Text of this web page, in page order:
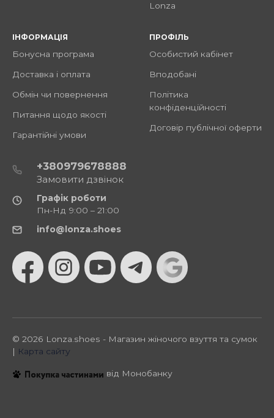
Lonza
ІНФОРМАЦІЯ
Бонусна програма
Доставка і оплата
Обмін чи повернення
Питання щодо якості
Гарантійні умови
ПРОФІЛЬ
Особистий кабінет
Вподобані
Політика
конфіденційності
Договір публічної оферти
+380979678888
Замовити дзвінок
Графік роботи
Пн-Нд 9:00 – 21:00
info@lonza.shoes
© 2026 Lonza.shoes - Магазин жіночого взуття та сумок
| Карта сайту
від Монобанку